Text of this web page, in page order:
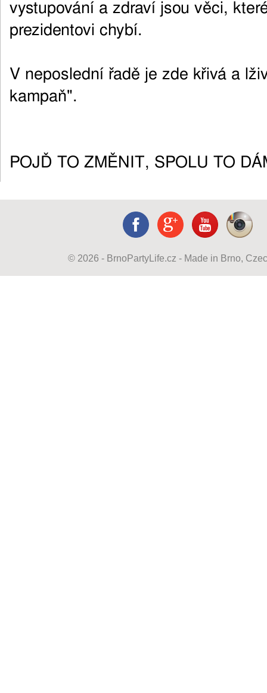
vystupování a zdraví jsou věci,
prezidentovi chybí.
V neposlední řadě je zde křivá a
kampaň".
POJĎ TO ZMĚNIT, SPOLU TO
© 2026 - BrnoPartyLife.cz - Made in Brno,